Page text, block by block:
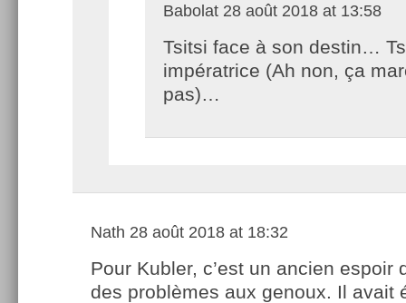
Babolat 28 août 2018 at 13:58
Tsitsi face à son destin…
impératrice (Ah non, ça
pas)…
Nath 28 août 2018 at 18:32
Pour Kubler, c’est un ancien espoir
des problèmes aux genoux. Il avait